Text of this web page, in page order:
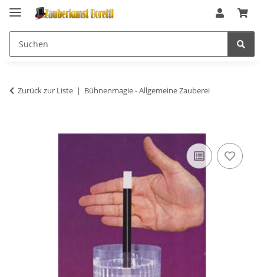
Zurück zur Liste Bühnenmagie - Allgemeine Zauberei